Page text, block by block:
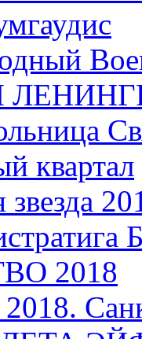
квартал
звезда
2018